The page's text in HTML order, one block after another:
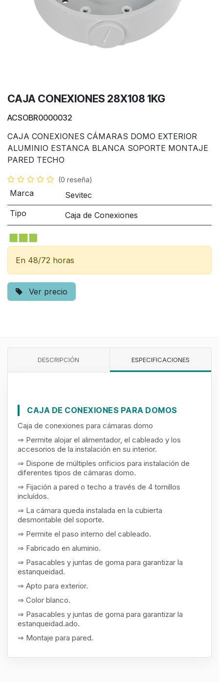
CAJA CONEXIONES 28X108 1KG
ACSOBR0000032
CAJA CONEXIONES CÁMARAS DOMO EXTERIOR
ALUMINIO ESTANCA BLANCA SOPORTE MONTAJE
PARED TECHO
(0 reseña)
Marca
Sevitec
Tipo
Caja de Conexiones
En 48/72 horas
Ver precio
DESCRIPCIÓN ESPECIFICACIONES
CAJA DE CONEXIONES PARA DOMOS
Caja de conexiones para cámaras domo
⇒ Permite alojar el alimentador, el cableado y los
accesorios de la instalación en su interior.
⇒ Dispone de múltiples orificios para instalación de
diferentes tipos de cámaras domo.
⇒ Fijación a pared o techo a través de 4 tornillos
incluídos.
⇒ La cámara queda instalada en la cubierta
desmontable del soporte.
⇒ Permite el paso interno del cableado.
⇒ Fabricado en aluminio.
⇒ Pasacables y juntas de goma para garantizar la
estanqueidad.
⇒ Apto para exterior.
⇒ Color blanco.
⇒ Pasacables y juntas de goma para garantizar la
estanqueidad.ado.
⇒ Montaje para pared.